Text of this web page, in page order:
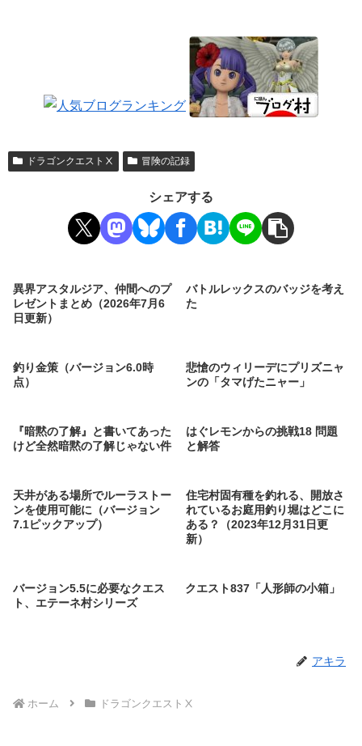
ドラゴンクエストⅩ 冒険の記録
シェアする
異界アスタルジア、仲間へのプ
レゼントまとめ（2026年7月6
日更新）
バトルレックスのバッジを考え
た
釣り金策（バージョン6.0時
点）
悲愴のウィリーデにプリズニャ
ンの「タマげたニャー」
『暗黙の了解』と書いてあった
けど全然暗黙の了解じゃない件
はぐレモンからの挑戦18 問題
と解答
天井がある場所でルーラストー
ンを使用可能に（バージョン
7.1ピックアップ）
住宅村固有種を釣れる、開放さ
れているお庭用釣り堀はどこに
ある？（2023年12月31日更
新）
バージョン5.5に必要なクエス
ト、エテーネ村シリーズ
クエスト837「人形師の小箱」
アキラ
ホーム ドラゴンクエストⅩ